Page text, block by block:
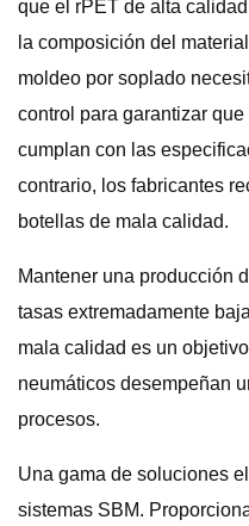
que el rPET de alta
la composición del
moldeo por soplado
control para garantizar
cumplan con las
contrario, los fabricantes
botellas de mala calidad.
Mantener una producción
tasas extremadamente
mala calidad es un
neumáticos desempeñan
procesos.
Una gama de soluciones
sistemas SBM.